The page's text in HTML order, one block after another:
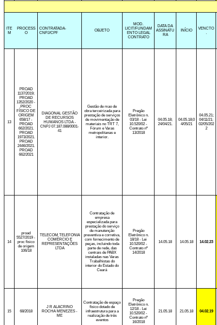
ITE
M
PROCESS
O
CONTRATADA-
CNPJ/CPF
OBJETO
MOD.
LICIT/FUNDAM
ENTO LEGAL
CONTRATO
DATA DA
ASSINATU
RA
INÍCIO
VENCTO
.
13
PROAD
1137/2019;
PROAD
1352/2020 -
PROC
FÍSICO DE
ORIGEM
658/17 -
PROAD
662/2021.
PROAD
1973/2021.
PROAD
2446/2021.
PROAD
662/2021
DIAGONAL GESTÃO
DE RECURSOS
HUMANOS LTDA -
CNPJ 07.187.088/0001-
41
Gestão de mao de
obra terceirizada para
prestação de serviços
de movimentação de
materiais no TRT 7,
Fórum e Varas
metropolitanas e
interior.
Pregão
Eletrônico n.
03/18 - Lei
10.520/02 -
Contrato nº
13/2018
04.05.18;
24/04/21.
04.05.18;0
4/05/21
04.05.21;
04/11/21;
02/05/202
2
14
proad
5527/2019 -
proc físico
de origem
106/18
TELECOM TELEFONIA
COMÉRCIO E
REPRESENTAÇÕES
LTDA
Contratação de
empresa
especializada para
prestação do serviço
de manutenção
preventiva e corretiva,
com fornecimento de
peças, incluindo toda
parte de rede, das
centrais de PABX
instaladas nas Varas
Trabalhistas do
interior do Estado do
Ceará
Pregão
Eletrônico n.
18/18 - Lei
10.520/02 -
Contrato nº
14/2018
14.05.18 14.05.18 14.02.23
15 68/2018
J R ALACRINO
ROCHA MENEZES -
ME
Contratação de espaço
físico dotado de
infraestrutura para a
realização de três
eventos
Pregão
Eletrônico n.
12/18 - Lei
10.520/02 -
Contrato nº
16/2018
21.05.18 21.05.18 04.02.19